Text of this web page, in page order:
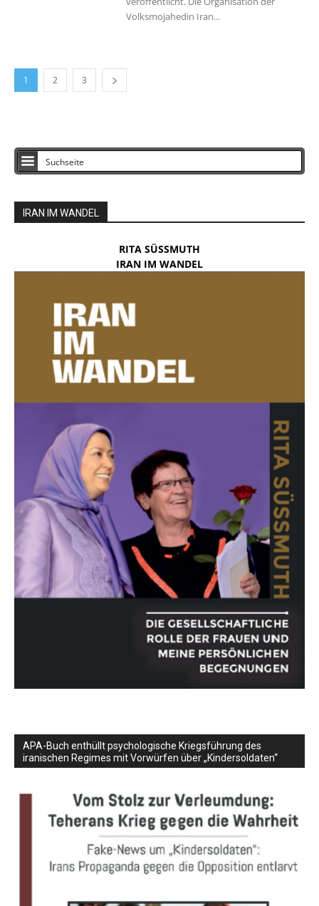
Volksmojahedin Iran...
1 2 3
IRAN IM WANDEL
RITA SÜSSMUTH
IRAN IM WANDEL
APA-Buch enthüllt psychologische Kriegsführung des
iranischen Regimes mit Vorwürfen über „Kindersoldaten“